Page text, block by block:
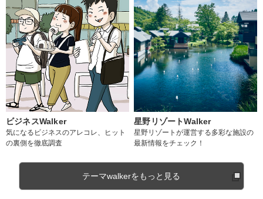
ビジネスWalker
気になるビジネスのアレコレ、ヒット
の裏側を徹底調査
星野リゾートWalker
星野リゾートが運営する多彩な施設の
最新情報をチェック！
テーマwalkerをもっと見る